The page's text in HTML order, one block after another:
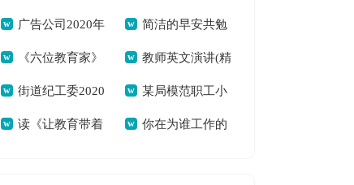
者颁授勋章奖章并发
表重要讲话的思想汇
报[本文共939字]
文共9790字] [本文共3692字]
心语QQ[本文共3674
字]
中小学生安全教育日
观后感（通用多篇）
[本文共5071字]
广告公司2020年
度工作计划[本文共
3413字]
简洁的早安共勉
句子朋友圈[本文共
7361字]
《六位教育家》
读后感——学习陶行
知事迹有感[本文共
教师英文演讲(精
选多篇)[本文共1480
字]
街道纪工委2020
年上半年工作总结及
某局模范职工小
家先进事迹材料[本
读《让教育带着 你在为谁工作的